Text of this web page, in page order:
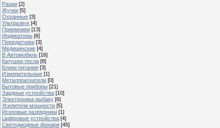
Рации [2]
Жучки [5]
Охранные [3]
Ультразвук [4]
Приемники [13]
Индикаторы [6]
Передатчики [3]
Медицинские [4]
В Автомобиль [16]
Катушки тесла [8]
Блоки питания [3]
Измерительные [1]
Металлоискатели [0]
Бытовые приборы [21]
Зардные устройства [10]
Электроника рыбаку [6]
Усилители мощности [5]
Искровые разрядники [1]
Цифровые устройства [4]
Светодиодные фонари [45]